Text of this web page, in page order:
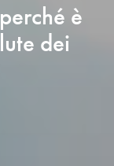
è
dei